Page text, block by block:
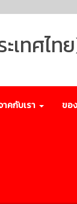
เทศไท
คกับเรา ขอ